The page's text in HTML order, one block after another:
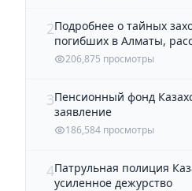
2Подробнее о тайных
погибших в Алматы,
206,875 просмотры
3Пенсионный фонд
заявление
186,584 просмотры
4Патрульная полиция
усиленное дежурство